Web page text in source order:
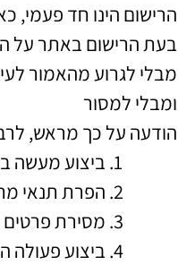
הרישום הינו חד פעמי,
בעת הרישום באתר על
מבלי לגרוע מהאמור
ומבלי למסור
הודעה על כך מראש,
ביצוע מעשה
הפרת תנאי
מסירת פרטים
ביצוע פעולה